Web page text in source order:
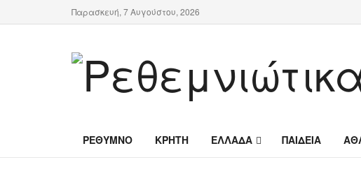
Παρασκευή, 7 Αυγούστου, 2026
ΡΕΘΥΜΝΟ ΚΡΗΤΗ ΕΛΛΑΔΑ ΠΑΙΔΕΙΑ